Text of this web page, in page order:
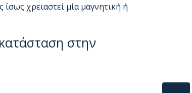
χρειαστεί μία μαγνητική ή
στην